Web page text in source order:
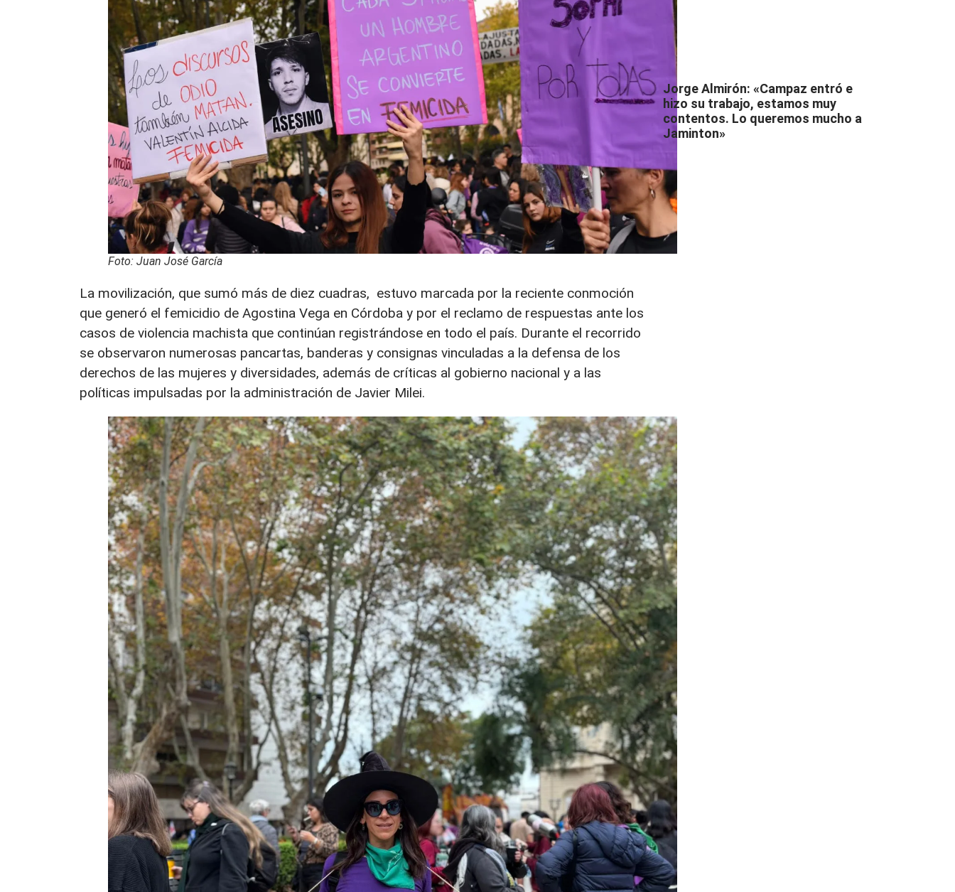
Foto: Juan José García
La movilización, que sumó más de diez cuadras, estuvo marcada por la reciente conmoción
que generó el femicidio de Agostina Vega en Córdoba y por el reclamo de respuestas ante los
casos de violencia machista que continúan registrándose en todo el país. Durante el recorrido
se observaron numerosas pancartas, banderas y consignas vinculadas a la defensa de los
derechos de las mujeres y diversidades, además de críticas al gobierno nacional y a las
políticas impulsadas por la administración de Javier Milei.
Jorge Almirón: «Campaz entró e
hizo su trabajo, estamos muy
contentos. Lo queremos mucho a
Jaminton»